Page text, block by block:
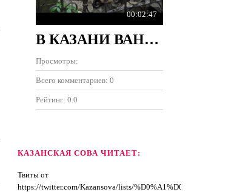
00:02:47
В КАЗАНИ ВАНДАЛЫ РАЗРУШИЛИ 100 ПАМЯТНИКОВ НА КЛАДБИЩЕ
Просмотры:
Всего комментариев: 0
Рейтинг: 0.0
КАЗАНСКАЯ СОВА ЧИТАЕТ:
Твиты от
https://twitter.com/Kazansova/lists/